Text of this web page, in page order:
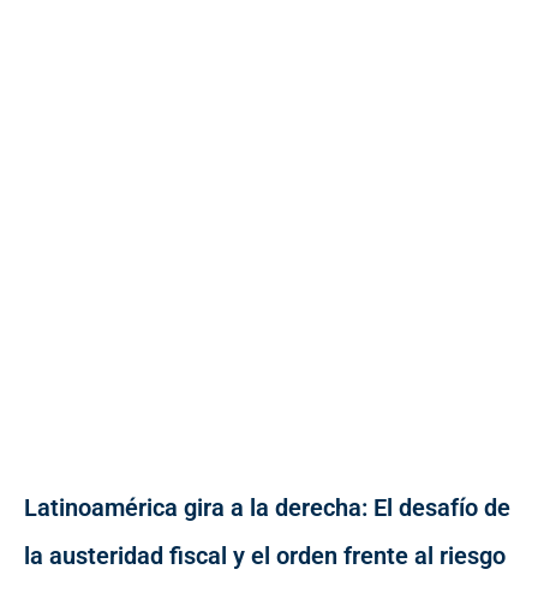
Latinoamérica gira a la derecha: El desafío de
la austeridad fiscal y el orden frente al riesgo